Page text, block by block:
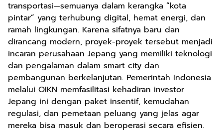
transportasi—semuanya dalam kerangka “kota
pintar” yang terhubung digital, hemat energi, dan
ramah lingkungan. Karena sifatnya baru dan
dirancang modern, proyek-proyek tersebut menjadi
incaran perusahaan Jepang yang memiliki teknologi
dan pengalaman dalam smart city dan
pembangunan berkelanjutan. Pemerintah Indonesia
melalui OIKN memfasilitasi kehadiran investor
Jepang ini dengan paket insentif, kemudahan
regulasi, dan pemetaan peluang yang jelas agar
mereka bisa masuk dan beroperasi secara efisien.